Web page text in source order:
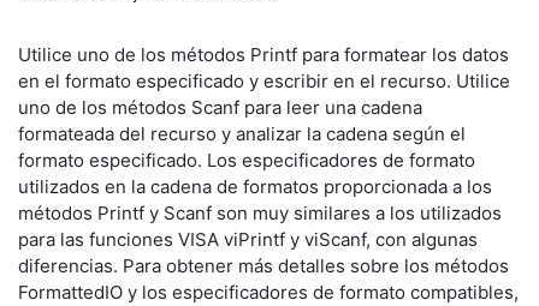
Utilice uno de los métodos Printf para formatear los datos
en el formato especificado y escribir en el recurso. Utilice
uno de los métodos Scanf para leer una cadena
formateada del recurso y analizar la cadena según el
formato especificado. Los especificadores de formato
utilizados en la cadena de formatos proporcionada a los
métodos Printf y Scanf son muy similares a los utilizados
para las funciones VISA viPrintf y viScanf, con algunas
diferencias. Para obtener más detalles sobre los métodos
FormattedIO y los especificadores de formato compatibles,